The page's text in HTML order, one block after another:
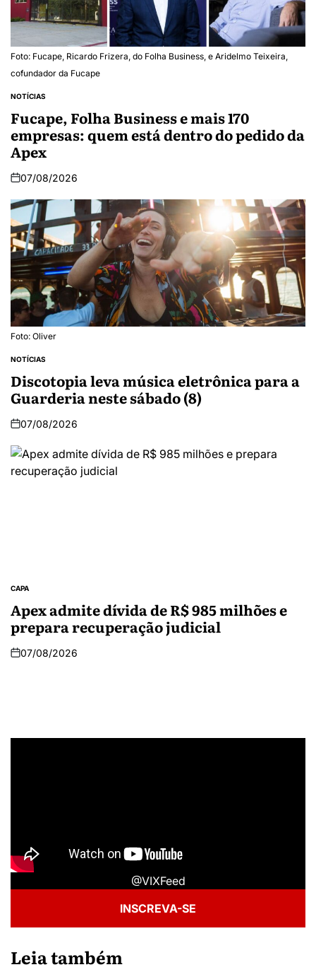
Foto: Fucape, Ricardo Frizera, do Folha Business, e Aridelmo Teixeira,
cofundador da Fucape
NOTÍCIAS
Fucape, Folha Business e mais 170
empresas: quem está dentro do pedido da
Apex
07/08/2026
Foto: Oliver
NOTÍCIAS
Discotopia leva música eletrônica para a
Guarderia neste sábado (8)
07/08/2026
CAPA
Apex admite dívida de R$ 985 milhões e
prepara recuperação judicial
07/08/2026
@VIXFeed
INSCREVA-SE
Leia também